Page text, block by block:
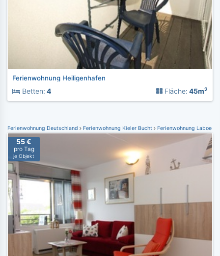
Ferienwohnung Heiligenhafen
Betten: 4 Fläche: 45m2
Ferienwohnung Deutschland Ferienwohnung Kieler Bucht Ferienwohnung Laboe
55 €
pro Tag
je Objekt